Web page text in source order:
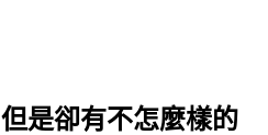
是卻有不怎麼樣的